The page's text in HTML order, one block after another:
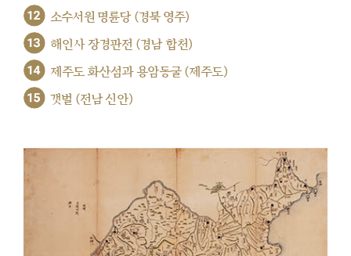
12 소수서원 명륜당 (경북 영주)
13 해인사 장경판전 (경남 합천)
14 제주도 화산섬과 용암동굴 (제주도)
15 갯벌 (전남 신안)